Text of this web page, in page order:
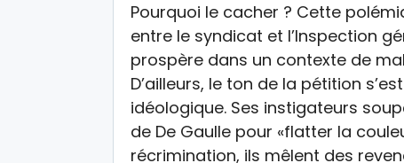
Pourquoi le cacher ? Cette
entre le syndicat et l’Inspection
prospère dans un contexte de
D’ailleurs, le ton de la pétition
idéologique. Ses instigateurs
de De Gaulle pour «flatter la
récrimination, ils mêlent des